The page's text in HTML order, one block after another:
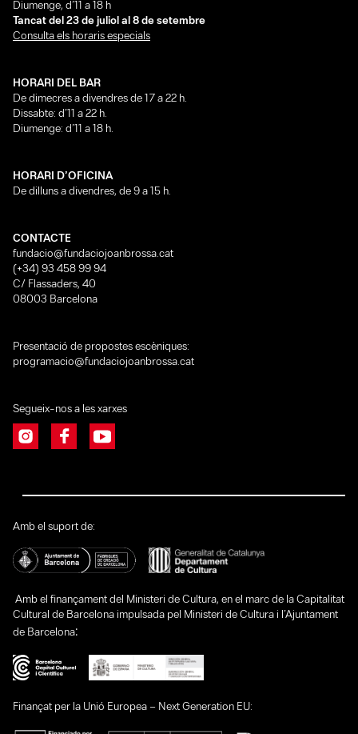
Diumenge, d’11 a 18 h
Tancat del 23 de juliol al 8 de setembre
Consulta els horaris especials
HORARI DEL BAR
De dimecres a divendres de 17 a 22 h.
Dissabte: d’11 a 22 h.
Diumenge: d’11 a 18 h.
HORARI D’OFICINA
De dilluns a divendres, de 9 a 15 h.
CONTACTE
fundacio@fundaciojoanbrossa.cat
(+34) 93 458 99 94
C/ Flassaders, 40
08003 Barcelona
Presentació de propostes escèniques:
programacio@fundaciojoanbrossa.cat
Segueix-nos a les xarxes
Amb el suport de:
Amb el finançament del Ministeri de Cultura, en el marc de la Capitalitat
Cultural de Barcelona impulsada pel Ministeri de Cultura i l’Ajuntament
de Barcelona:
Finançat per la Unió Europea – Next Generation EU: